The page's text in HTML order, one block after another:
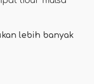
lebih banyak